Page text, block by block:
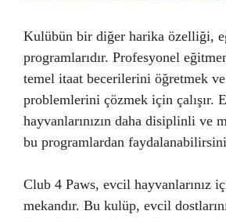
Kulübün bir diğer harika özelliği,
programlarıdır. Profesyonel
temel itaat becerilerini öğretmek ve
problemlerini çözmek için çalışır.
hayvanlarınızın daha disiplinli ve
bu programlardan
Club 4 Paws, evcil hayvanlarınız
mekandır. Bu kulüp, evcil